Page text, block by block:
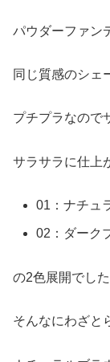
パウダーファン
同じ質感のシェ
プチプラなので
サラサラに仕上
01：ナチュ
02：ダーク
の2色展開でした
そんなにわざと